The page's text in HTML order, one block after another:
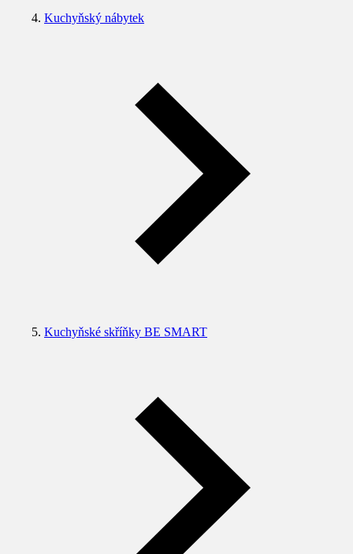
Kuchyňský nábytek
Kuchyňské skříňky BE SMART